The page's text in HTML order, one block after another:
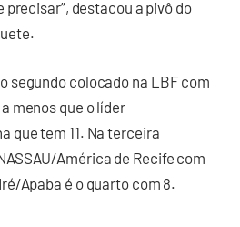
precisar”, destacou a pivô do
segundo colocado na LBF com
menos que o líder
que tem 11. Na terceira
América de Recife com
Apaba é o quarto com 8.